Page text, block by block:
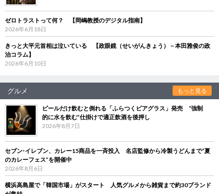
ゼロトラストって何？ 【岡嶋教授のデジタル指南】
2026年6月18日
きっと大平元首相は泣いている 【政眼鏡（せいがんきょう）－本田雅俊の政
治コラム】
2026年6月10日
グルメ もっと見る
ビールだけ飲むと倒れる「ふらつくビアグラス」発売 “強制
的に水を飲む”仕掛けで適正飲酒を後押し
2026年8月7日
セブン‐イレブン、カレー15商品を一斉投入 名店監修から冷製うどんまで“夏
のカレーフェス”を開催中
2026年8月6日
横浜高島屋で「韓国市場」がスタート 人気グルメから雑貨まで約30ブランド